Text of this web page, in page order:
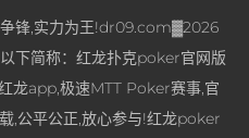
锋,实力为王!dr09.com▓2026
下简称：红龙扑克poker官网版
龙app,极速MTT Poker赛事,官
,公平公正,放心参与!红龙poker